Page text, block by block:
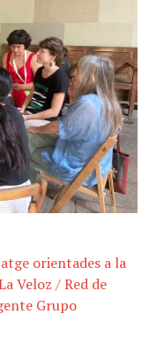
orientades a la
Veloz /Red de
Grupo